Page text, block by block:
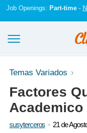
Job Openings: Part-time-
Ensayos y trabajos
Registrarse
Iniciar sesión
Temas Variados
Factores
Academico
susyterceros
21 de